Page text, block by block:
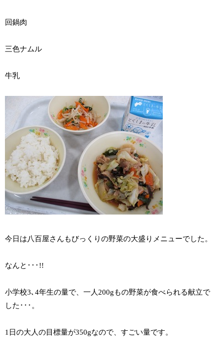
回鍋肉
三色ナムル
牛乳
今日は八百屋さんもびっくりの野菜の大盛りメニューでした。
なんと･･･!!
小学校3､4年生の量で、一人200gもの野菜が食べられる献立で
した･･･。
1日の大人の目標量が350gなので、すごい量です。